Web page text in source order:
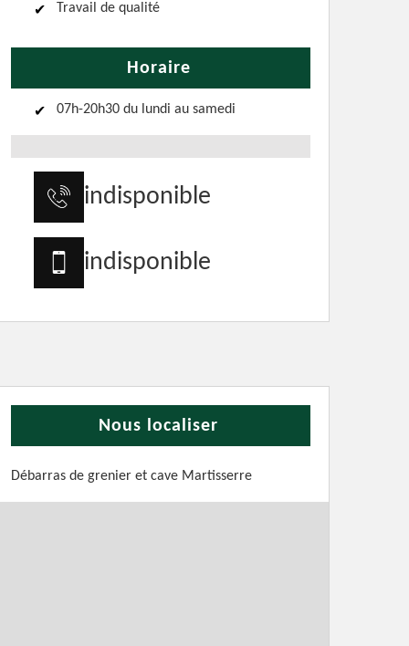
Travail de qualité
Horaire
07h-20h30 du lundi au samedi
indisponible
indisponible
Nous localiser
Débarras de grenier et cave Martisserre